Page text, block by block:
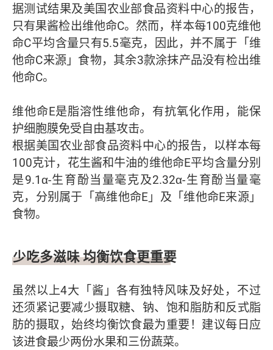
据测试结果及美国农业部食品资料中心的报告，
只有果酱检出维他命C。然而，样本每100克维他
命C平均含量只有5.5毫克，因此，并不属于「维
他命C来源」食物，其余3款涂抹产品没有检出维
他命C。
维他命E是脂溶性维他命，有抗氧化作用，能保
护细胞膜免受自由基攻击。
根据美国农业部食品资料中心的报告，以样本每
100克计，花生酱和牛油的维他命E平均含量分别
是9.1α-生育酚当量毫克及2.32α-生育酚当量毫
克，分别属于「高维他命E」及「维他命E来源」
食物。
少吃多滋味 均衡饮食更重要
虽然以上4大「酱」各有独特风味及好处，不过
还须紧记要减少摄取糖、钠、饱和脂肪和反式脂
肪的摄取，始终均衡饮食最为重要！建议每日应
该进食最少两份水果和三份蔬菜。